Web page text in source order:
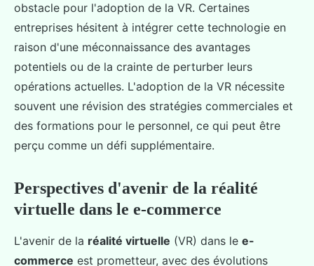
obstacle pour l'adoption de la VR. Certaines
entreprises hésitent à intégrer cette technologie en
raison d'une méconnaissance des avantages
potentiels ou de la crainte de perturber leurs
opérations actuelles. L'adoption de la VR nécessite
souvent une révision des stratégies commerciales et
des formations pour le personnel, ce qui peut être
perçu comme un défi supplémentaire.
Perspectives d'avenir de la réalité
virtuelle dans le e-commerce
L'avenir de la réalité virtuelle (VR) dans le e-
commerce est prometteur, avec des évolutions